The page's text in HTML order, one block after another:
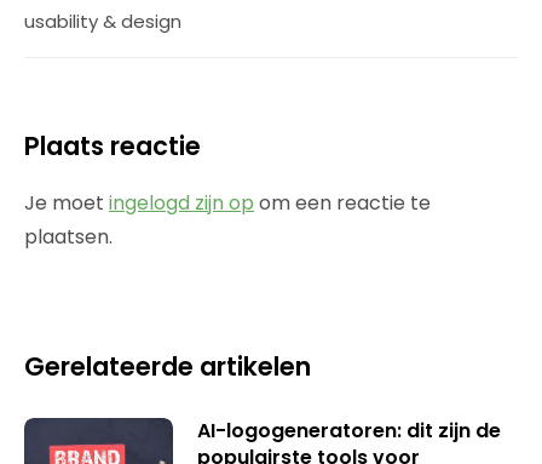
usability & design
Plaats reactie
Je moet ingelogd zijn op om een reactie te
plaatsen.
Gerelateerde artikelen
AI-logogeneratoren: dit zijn de
populairste tools voor